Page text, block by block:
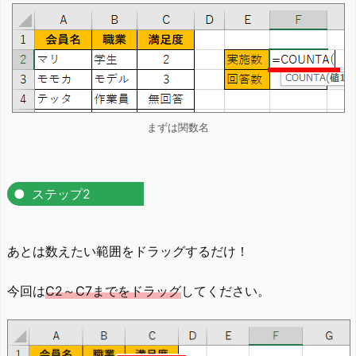
まずは関数名
ステップ2
あとは数えたい範囲をドラッグするだけ！
今回はC2～C7までをドラッグしてください。